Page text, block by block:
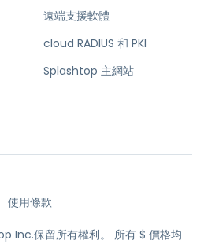
遠端支援軟體
cloud RADIUS 和 PKI
Splashtop 主網站
使用條款
Inc.保留所有權利。
所有 $ 價格均